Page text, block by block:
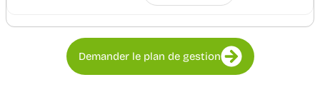
Demander le plan de gestion